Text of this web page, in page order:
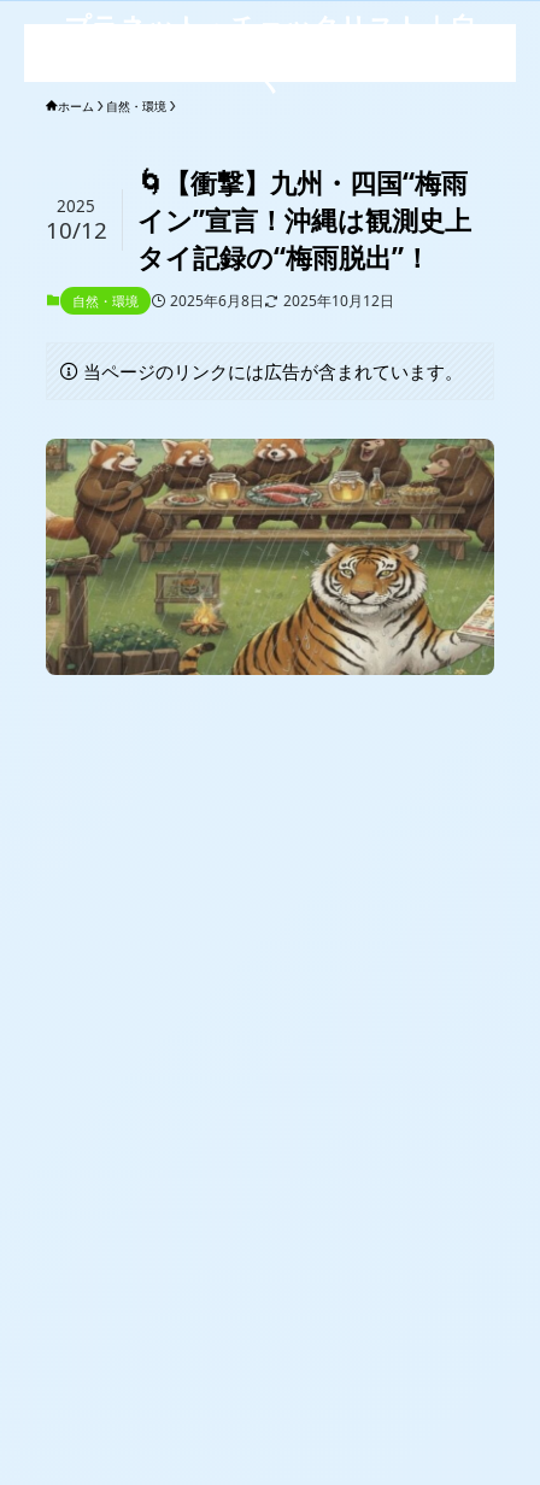
プラネット・チェックリスト｜自
く
ホーム 自然・環境
🌀【衝撃】九州・四国“梅雨
イン”宣言！沖縄は観測史上
タイ記録の“梅雨脱出”！
2025
10/12
自然・環境 2025年6月8日 2025年10月12日
当ページのリンクには広告が含まれています。
💧